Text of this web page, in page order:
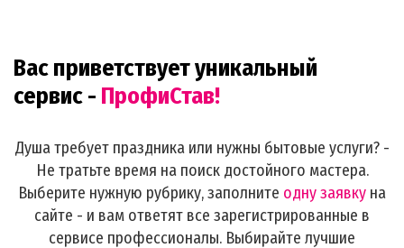
Вас приветствует уникальный
сервис - ПрофиСтав!
Душа требует праздника или нужны бытовые услуги? -
Не тратьте время на поиск достойного мастера.
Выберите нужную рубрику, заполните одну заявку на
сайте - и вам ответят все зарегистрированные в
сервисе профессионалы. Выбирайте лучшие